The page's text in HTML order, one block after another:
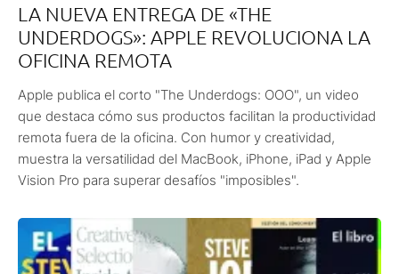
LA NUEVA ENTREGA DE «THE
UNDERDOGS»: APPLE REVOLUCIONA LA
OFICINA REMOTA
Apple publica el corto "The Underdogs: OOO", un video
que destaca cómo sus productos facilitan la productividad
remota fuera de la oficina. Con humor y creatividad,
muestra la versatilidad del MacBook, iPhone, iPad y Apple
Vision Pro para superar desafíos "imposibles".